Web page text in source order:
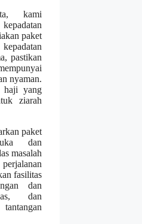
kami
paket
pastikan
nyaman.
haji yang
ziarah
paket
dan
masalah
fasilitas
dan
dan